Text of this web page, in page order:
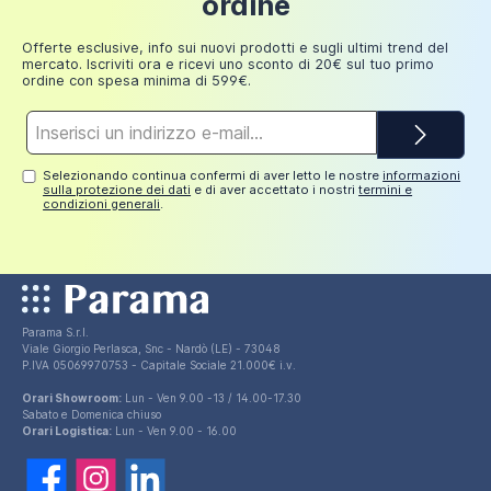
euro
Aggiungi al carrello
Offerte esclusive, info sui nuovi prodotti e sugli ultimi trend del
mercato. Iscriviti ora e ricevi uno sconto di 20€ sul tuo primo
ordine con spesa minima di 599€.
e-
Selezionando continua confermi di aver letto le nostreinformazioni
sulla protezione dei dati e di aver accettato i nostritermini e
condizioni generali.
Parama S.r.l.
Viale Giorgio Perlasca, Snc - Nardò (LE) - 73048
P.IVA 05069970753 - Capitale Sociale 21.000€ i.v.
Orari Showroom: Lun - Ven 9.00 -13 / 14.00-17.30
Sabato e Domenica chiuso
Orari Logistica: Lun - Ven 9.00 - 16.00